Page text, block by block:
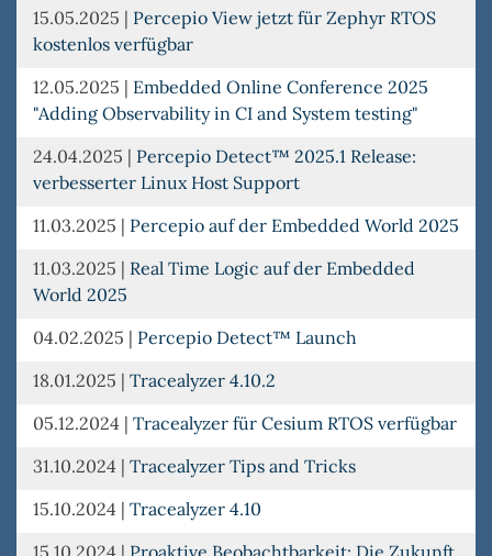
15.05.2025 | Percepio View jetzt für Zephyr RTOS
kostenlos verfügbar
12.05.2025 | Embedded Online Conference 2025
"Adding Observability in CI and System testing"
24.04.2025 | Percepio Detect™ 2025.1 Release:
verbesserter Linux Host Support
11.03.2025 | Percepio auf der Embedded World 2025
11.03.2025 | Real Time Logic auf der Embedded
World 2025
04.02.2025 | Percepio Detect™ Launch
18.01.2025 | Tracealyzer 4.10.2
05.12.2024 | Tracealyzer für Cesium RTOS verfügbar
31.10.2024 | Tracealyzer Tips and Tricks
15.10.2024 | Tracealyzer 4.10
15.10.2024 | Proaktive Beobachtbarkeit: Die Zukunft